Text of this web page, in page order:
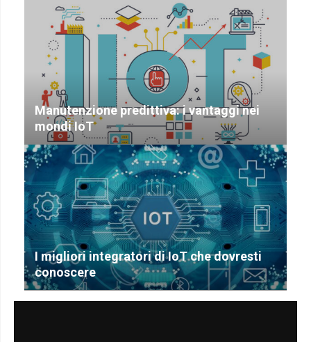
Manutenzione predittiva: i vantaggi nei
mondi IoT
I migliori integratori di IoT che dovresti
conoscere